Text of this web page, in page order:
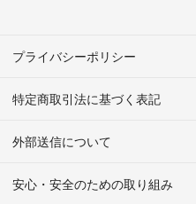
プライバシーポリシー
特定商取引法に基づく表記
外部送信について
安心・安全のための取り組み